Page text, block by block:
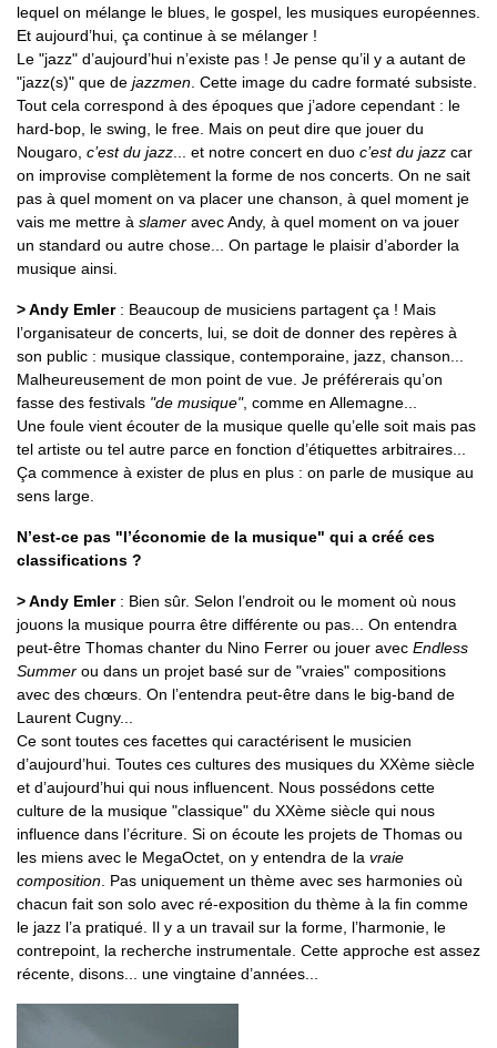
lequel on mélange le blues, le gospel, les musiques européennes.
Et aujourd’hui, ça continue à se mélanger !
Le "jazz" d’aujourd’hui n’existe pas ! Je pense qu’il y a autant de
"jazz(s)" que de jazzmen. Cette image du cadre formaté subsiste.
Tout cela correspond à des époques que j’adore cependant : le
hard-bop, le swing, le free. Mais on peut dire que jouer du
Nougaro, c’est du jazz... et notre concert en duo c’est du jazz car
on improvise complètement la forme de nos concerts. On ne sait
pas à quel moment on va placer une chanson, à quel moment je
vais me mettre à slamer avec Andy, à quel moment on va jouer
un standard ou autre chose... On partage le plaisir d’aborder la
musique ainsi.
> Andy Emler: Beaucoup de musiciens partagent ça ! Mais
l’organisateur de concerts, lui, se doit de donner des repères à
son public : musique classique, contemporaine, jazz, chanson...
Malheureusement de mon point de vue. Je préférerais qu’on
fasse des festivals "de musique", comme en Allemagne...
Une foule vient écouter de la musique quelle qu’elle soit mais pas
tel artiste ou tel autre parce en fonction d’étiquettes arbitraires...
Ça commence à exister de plus en plus : on parle de musique au
sens large.
N’est-ce pas "l’économie de la musique" qui a créé ces
classifications ?
> Andy Emler: Bien sûr. Selon l’endroit ou le moment où nous
jouons la musique pourra être différente ou pas... On entendra
peut-être Thomas chanter du Nino Ferrer ou jouer avec Endless
Summer ou dans un projet basé sur de "vraies" compositions
avec des chœurs. On l’entendra peut-être dans le big-band de
Laurent Cugny...
Ce sont toutes ces facettes qui caractérisent le musicien
d’aujourd’hui. Toutes ces cultures des musiques du XXème siècle
et d’aujourd’hui qui nous influencent. Nous possédons cette
culture de la musique "classique" du XXème siècle qui nous
influence dans l’écriture. Si on écoute les projets de Thomas ou
les miens avec le MegaOctet, on y entendra de la vraie
composition. Pas uniquement un thème avec ses harmonies où
chacun fait son solo avec ré-exposition du thème à la fin comme
le jazz l’a pratiqué. Il y a un travail sur la forme, l’harmonie, le
contrepoint, la recherche instrumentale. Cette approche est assez
récente, disons... une vingtaine d’années...